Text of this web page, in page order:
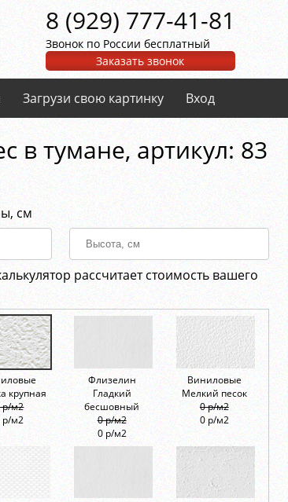
8 (929) 777-41-81
Звонок по России бесплатный
Заказать звонок
Загрузи свою картинку Вход
в тумане, aртикул: 83
см
рассчитает стоимость вашего
крупная
р/м2
р/м2
Флизелин
Гладкий
бесшовный
0 р/м2
0 р/м2
Виниловые
Мелкий песок
0 р/м2
0 р/м2